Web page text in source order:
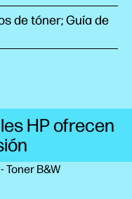
de tóner; Guía de
HP ofrecen